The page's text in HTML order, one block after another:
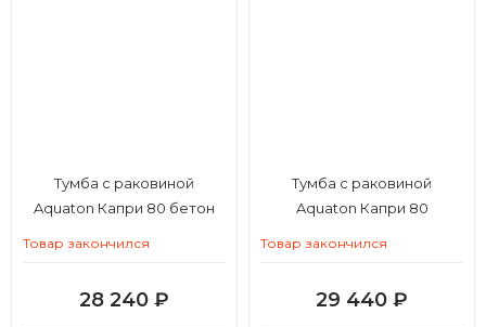
Тумба с раковиной
Aquaton Капри 80 бетон
Товар закончился
28 240 ₽
Тумба с раковиной
Aquaton Капри 80
Товар закончился
29 440 ₽